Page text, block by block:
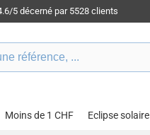
5 décerné par 5528 clients
Moins de 1 CHF Eclipse solaire